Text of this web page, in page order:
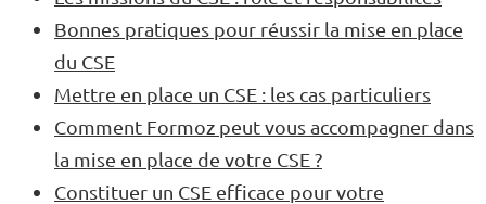
Bonnes pratiques pour réussir la mise en place
du CSE
Mettre en place un CSE : les cas particuliers
Comment Formoz peut vous accompagner dans
la mise en place de votre CSE ?
Constituer un CSE efficace pour votre